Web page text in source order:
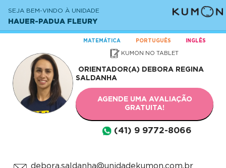
SEJA BEM-VINDO À UNIDADE
HAUER-PADUA FLEURY
MATEMÁTICA PORTUGUÊS INGLÊS
KUMON NO TABLET
ORIENTADOR(A) DEBORA REGINA
SALDANHA
AGENDE UMA AVALIAÇÃO
GRATUITA!
(41) 9 9772-8066
debora.saldanha@unidadekumon.com.br